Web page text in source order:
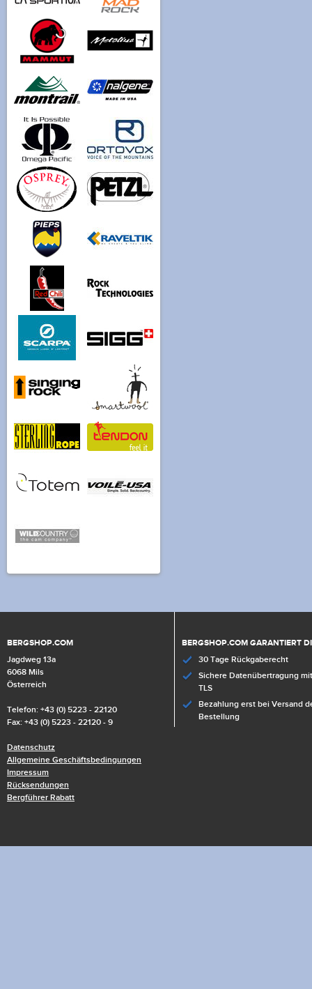
BERGSHOP.COM
Jagdweg 13a
6068 Mils
Österreich
Telefon: +43 (0) 5223 - 22120
Fax: +43 (0) 5223 - 22120 - 9
Datenschutz
Allgemeine Geschäftsbedingungen
Impressum
Rücksendungen
Bergführer Rabatt
BERGSHOP.COM GARANTIERT
30 Tage Rückgaberecht
Sichere Datenübertragung
TLS
Bezahlung erst bei Versand
Bestellung